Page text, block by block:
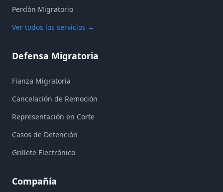
Perdón Migratorio
Ver todos los servicios →
Defensa Migratoria
Fianza Migratoria
Cancelación de Remoción
Representación en Corte
Casos de Detención
Grillete Electrónico
Compañía